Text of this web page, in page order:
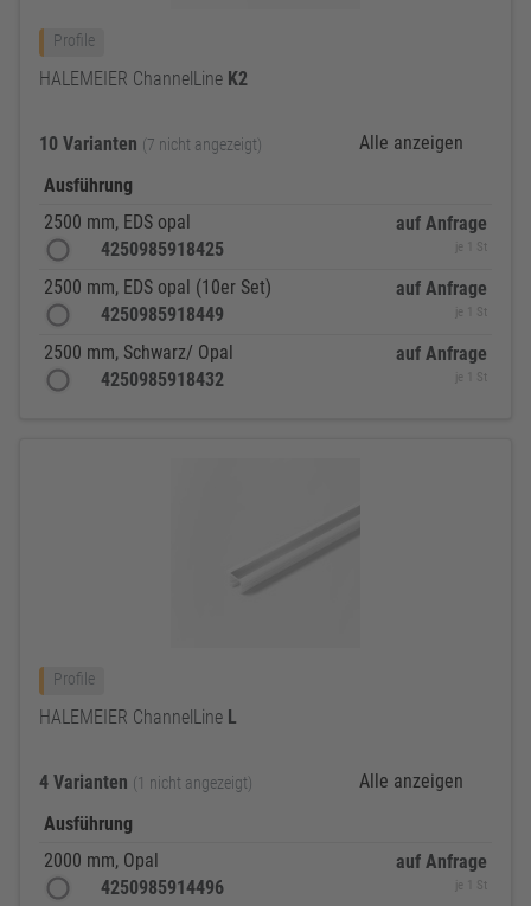
Profile
HALEMEIER ChannelLine K2
10 Varianten (7 nicht angezeigt)
Alle anzeigen
Ausführung
2500 mm, EDS opal
4250985918425
auf Anfrage
je 1 St
2500 mm, EDS opal (10er Set)
4250985918449
auf Anfrage
je 1 St
2500 mm, Schwarz/ Opal
4250985918432
auf Anfrage
je 1 St
Profile
HALEMEIER ChannelLine L
4 Varianten (1 nicht angezeigt)
Alle anzeigen
Ausführung
2000 mm, Opal
4250985914496
auf Anfrage
je 1 St